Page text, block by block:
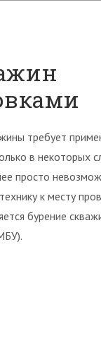
требует
в некоторых
просто
к месту
бурение